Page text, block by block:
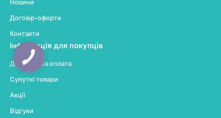
Новини
Договір-оферти
Контакти
Інформація для покупців
Доставка та оплата
Супутні товари
Акції
Відгуки